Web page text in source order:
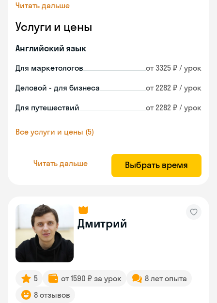
Читать дальше
Услуги и цены
Английский язык
Для маркетологов от 3325 ₽ / урок
Деловой - для бизнеса от 2282 ₽ / урок
Для путешествий от 2282 ₽ / урок
Все услуги и цены (5)
Читать дальше Выбрать время
Дмитрий
5 от 1590 ₽ за урок
8 лет опыта
8 отзывов